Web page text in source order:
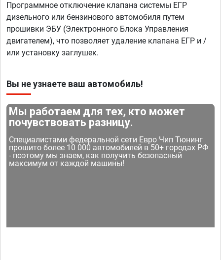
Программное отключение клапана системы ЕГР
дизельного или бензинового автомобиля путем
прошивки ЭБУ (Электронного Блока Управления
двигателем), что позволяет удаление клапана ЕГР и /
или установку заглушек.
Вы не узнаете ваш автомобиль!
Мы работаем для тех, кто может
почувствовать разницу.
Специалистами федеральной сети Евро Чип Тюнинг
прошито более 10 000 автомобилей в 50+ городах РФ
- поэтому мы знаем, как получить безопасный
максимум от каждой машины!